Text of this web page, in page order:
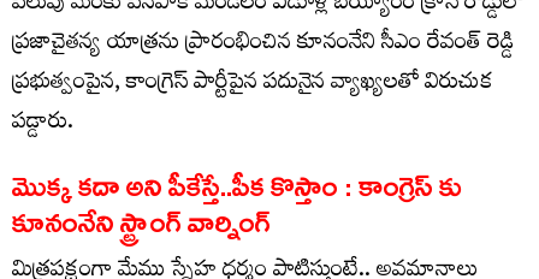
ప్రజాచైతన్య యాత్రను ప్రారంభించిన కూనంనేని సీఎం రేవంత్ రెడ్డి
ప్రభుత్వంపైన, కాంగ్రెస్ పార్టీపైన పదునైన వ్యాఖ్యలతో విరుచుక
పడ్డారు.
మొక్క కదా అని పీకేస్తే..పీక కొస్తాం : కాంగ్రెస్ కు
కూనంనేని స్ట్రాంగ్ వార్నింగ్